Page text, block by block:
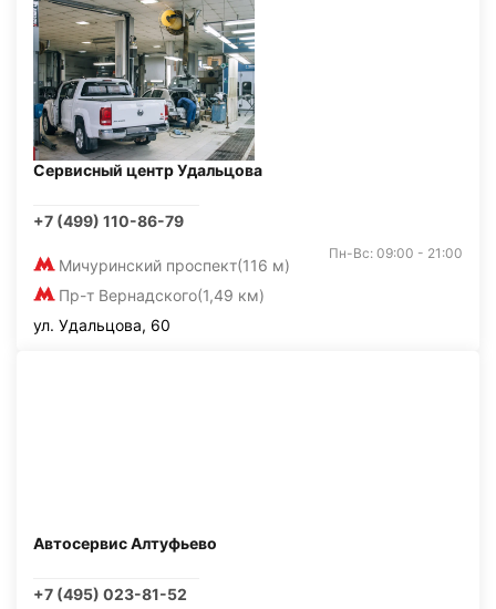
Сервисный центр Удальцова
+7 (499) 110-86-79
Мичуринский проспект(116 м)
Пр-т Вернадского(1,49 км)
Пн-Вс: 09:00 - 21:00
ул. Удальцова, 60
Автосервис Алтуфьево
+7 (495) 023-81-52